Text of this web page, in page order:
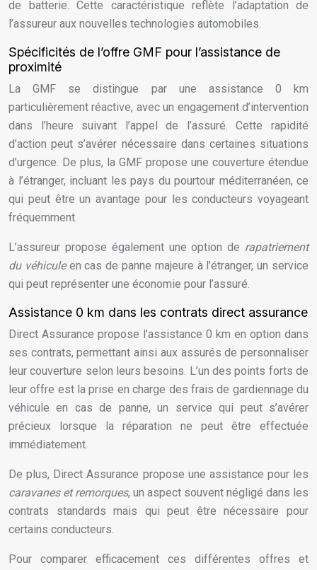
de batterie. Cette caractéristique reflète l’adaptation de
l’assureur aux nouvelles technologies automobiles.
Spécificités de l’offre GMF pour l’assistance de
proximité
La GMF se distingue par une assistance 0 km
particulièrement réactive, avec un engagement d’intervention
dans l’heure suivant l’appel de l’assuré. Cette rapidité
d’action peut s’avérer nécessaire dans certaines situations
d’urgence. De plus, la GMF propose une couverture étendue
à l’étranger, incluant les pays du pourtour méditerranéen, ce
qui peut être un avantage pour les conducteurs voyageant
fréquemment.
L’assureur propose également une option de rapatriement
du véhiculeen cas de panne majeure à l’étranger, un service
qui peut représenter une économie pour l’assuré.
Assistance 0 km dans les contrats direct assurance
Direct Assurance propose l’assistance 0 km en option dans
ses contrats, permettant ainsi aux assurés de personnaliser
leur couverture selon leurs besoins. L’un des points forts de
leur offre est la prise en charge des frais de gardiennage du
véhicule en cas de panne, un service qui peut s’avérer
précieux lorsque la réparation ne peut être effectuée
immédiatement.
De plus, Direct Assurance propose une assistance pour les
caravanes et remorques, un aspect souvent négligé dans les
contrats standards mais qui peut être nécessaire pour
certains conducteurs.
Pour comparer efficacement ces différentes offres et